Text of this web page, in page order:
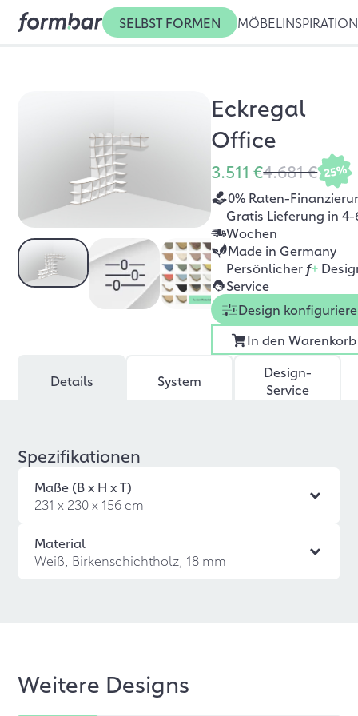
SELBST FORMEN MÖBEL INSPIRATION
Eckregal
Office
3.511 €4.681 € 25%
0% Raten-
Gratis Lieferung in 4-
Wochen
Made in Germany
Persönlicher f+
Service
Design
In den Warenkorb
Details System
Design-
Service
Spezifikationen
Maße (B x H x T)
231 x 230 x 156 cm
Material
Weiß, Birkenschichtholz, 18 mm
Weitere Designs